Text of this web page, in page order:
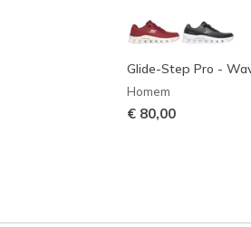
Glide-Step Pro -
Homem
€ 80,00